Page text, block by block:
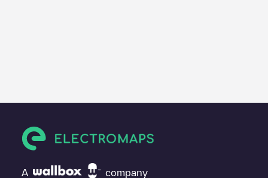
A company